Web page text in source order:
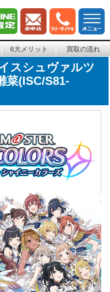
6大メリット 買取の流れ
スシュヴァルツ
菜(ISC/S81-